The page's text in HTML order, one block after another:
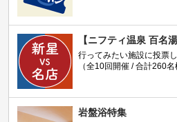
【ニフティ温泉 百名
行ってみたい施設に投票
（全10回開催 / 合計260名
岩盤浴特集